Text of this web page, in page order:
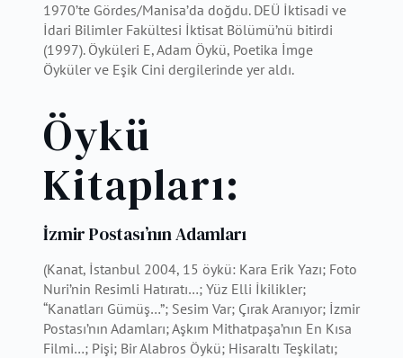
1970’te Gördes/Manisa’da doğdu. DEÜ İktisadi ve
İdari Bilimler Fakültesi İktisat Bölümü’nü bitirdi
(1997). Öyküleri E, Adam Öykü, Poetika İmge
Öyküler ve Eşik Cini dergilerinde yer aldı.
Öykü
Kitapları:
İzmir Postası’nın Adamları
(Kanat, İstanbul 2004, 15 öykü: Kara Erik Yazı; Foto
Nuri’nin Resimli Hatıratı…; Yüz Elli İkilikler;
“Kanatları Gümüş…”; Sesim Var; Çırak Aranıyor; İzmir
Postası’nın Adamları; Aşkım Mithatpaşa’nın En Kısa
Filmi…; Pişi; Bir Alabros Öykü; Hisaraltı Teşkilatı;